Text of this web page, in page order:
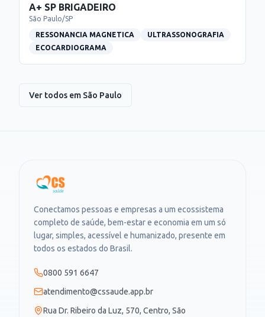
A+ SP BRIGADEIRO
São Paulo/SP
RESSONANCIA MAGNETICA
ULTRASSONOGRAFIA
ECOCARDIOGRAMA
Ver todos em São Paulo
Conectamos pessoas e empresas a um ecossistema
completo de saúde, bem-estar e economia em um só
lugar, simples, acessível e humanizado, presente em
todos os estados do Brasil.
0800 591 6647
atendimento@cssaude.app.br
Rua Dr. Ribeiro da Luz, 570, Centro, São